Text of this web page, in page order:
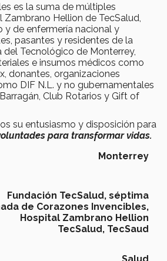
es la suma de múltiples
Hellion de TecSalud,
de enfermería nacional y
pasantes y residentes de la
del Tecnológico de Monterrey,
e insumos médicos como
donantes, organizaciones
DIF N.L. y no gubernamentales
Club Rotarios y Gift of
su entusiasmo y disposición para
para transformar vidas.
Monterrey
Fundación TecSalud, séptima
de Corazones Invencibles,
Hospital Zambrano Hellion
TecSalud, TecSaud